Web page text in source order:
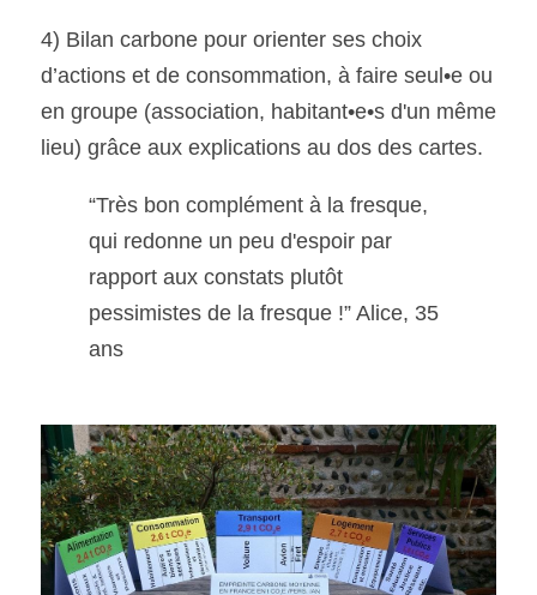
4) Bilan carbone pour orienter ses choix
d’actions et de consommation, à faire seul•e ou
en groupe (association, habitant•e•s d'un même
lieu) grâce aux explications au dos des cartes.
“Très bon complément à la fresque,
qui redonne un peu d'espoir par
rapport aux constats plutôt
pessimistes de la fresque !” Alice, 35
ans